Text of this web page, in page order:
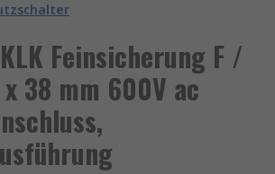
Feinsicherung F /
38 mm 600V ac